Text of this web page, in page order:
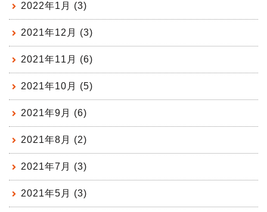
2022年1月 (3)
2021年12月 (3)
2021年11月 (6)
2021年10月 (5)
2021年9月 (6)
2021年8月 (2)
2021年7月 (3)
2021年5月 (3)